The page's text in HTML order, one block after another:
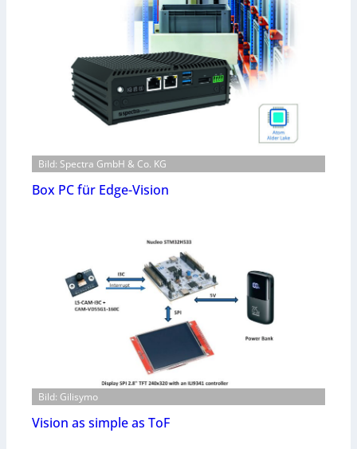
Bild: Spectra GmbH & Co. KG
Box PC für Edge-Vision
Bild: Gilisymo
Vision as simple as ToF